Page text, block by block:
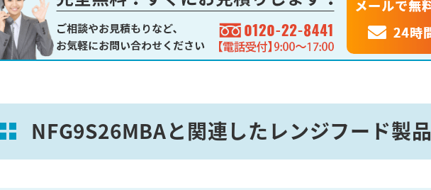
NFG9S26MBAと関連したレンジフード製品